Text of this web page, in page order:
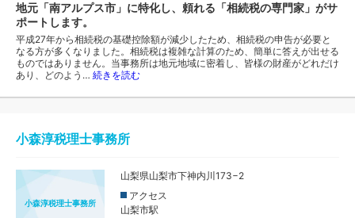
地元「南アルプス市」に特化し、頼れる「相続税の専門家」がサ
ポートします。
平成27年から相続税の基礎控除額が減少したため、相続税の申告が必要と
なる方が多くなりました。相続税は複雑な計算のため、簡単に答えが出せる
ものではありません。当事務所は地元地域に密着し、皆様の財産がどれだけ
あり、どのよう… 続きを読む
小森淳税理士事務所
小森淳税理士事務所
山梨県山梨市下神内川173−2
アクセス
山梨市駅